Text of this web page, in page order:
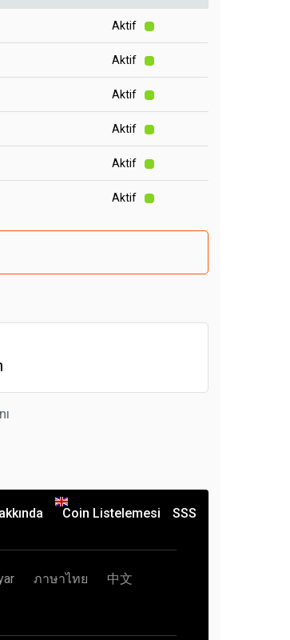
Aktif
Aktif
Aktif
Aktif
Aktif
Aktif
Coin Listelemesi SSS
ภาษาไทย
中文